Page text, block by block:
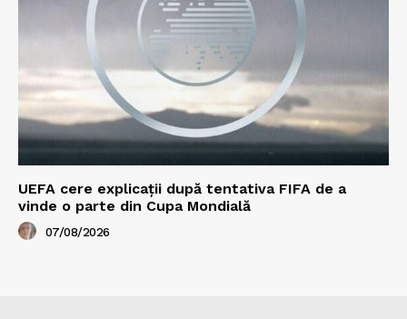
UEFA cere explicații după tentativa FIFA de a
vinde o parte din Cupa Mondială
07/08/2026